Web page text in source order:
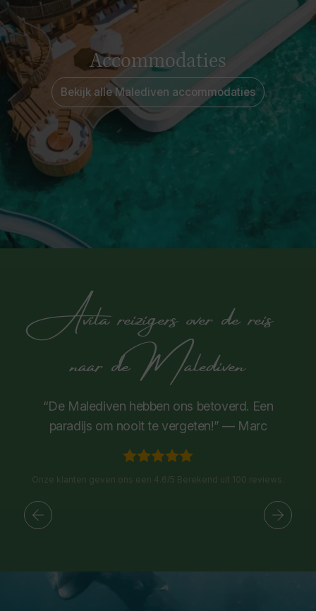
Accommodaties
Bekijk alle Malediven accommodaties
Avila reizigers over de reis
naar de Malediven
“De Malediven hebben ons betoverd. Een
paradijs om nooit te vergeten!” — Marc
Onze klanten geven ons een 4.6/5 Berekend uit 100 reviews.